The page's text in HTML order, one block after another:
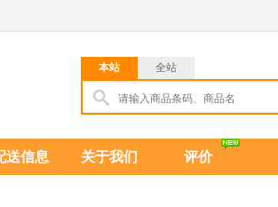
本站
全站
送信息 关于我们 评价